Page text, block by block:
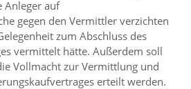
Anleger auf
gegen den Vermittler verzichten
zum Abschluss des
vermittelt hätte. Außerdem soll
Vollmacht zur Vermittlung und
erteilt werden.